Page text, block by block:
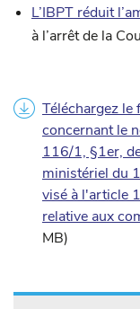
L’IBPT réduit
à l’arrêt de la
Téléchargez
concernant le
116/1, §1er,
ministériel du
visé à l'article
relative aux
MB)